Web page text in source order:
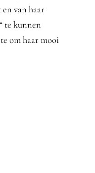
van haar
te kunnen
om haar mooi